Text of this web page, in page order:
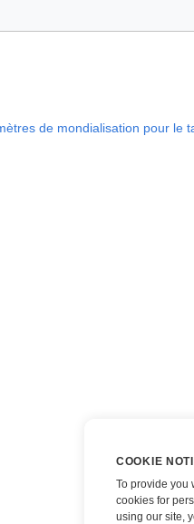
de mondialisation pour le
COOKIE
To provide you
cookies for
using our site,